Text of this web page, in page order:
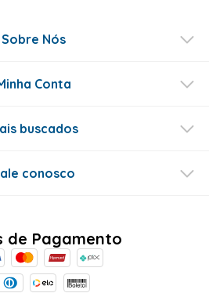
Sobre Nós
Conta
buscados
conosco
de Pagamento